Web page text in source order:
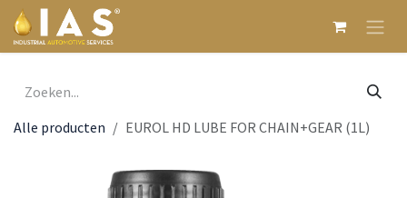
Overslaan naar inhoud
Alle producten EUROL HD LUBE FOR CHAIN+GEAR (1L)